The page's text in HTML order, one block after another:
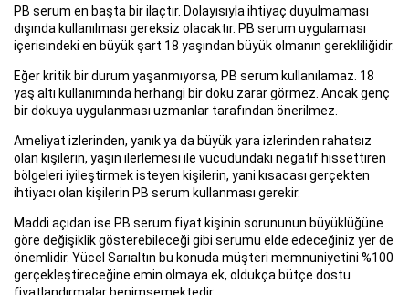
PB serum en başta bir ilaçtır. Dolayısıyla ihtiyaç duyulmaması
dışında kullanılması gereksiz olacaktır. PB serum uygulaması
içerisindeki en büyük şart 18 yaşından büyük olmanın gerekliliğidir.
Eğer kritik bir durum yaşanmıyorsa, PB serum kullanılamaz. 18
yaş altı kullanımında herhangi bir doku zarar görmez. Ancak genç
bir dokuya uygulanması uzmanlar tarafından önerilmez.
Ameliyat izlerinden, yanık ya da büyük yara izlerinden rahatsız
olan kişilerin, yaşın ilerlemesi ile vücudundaki negatif hissettiren
bölgeleri iyileştirmek isteyen kişilerin, yani kısacası gerçekten
ihtiyacı olan kişilerin PB serum kullanması gerekir.
Maddi açıdan ise PB serum fiyat kişinin sorununun büyüklüğüne
göre değişiklik gösterebileceği gibi serumu elde edeceğiniz yer de
önemlidir. Yücel Sarıaltın bu konuda müşteri memnuniyetini %100
gerçekleştireceğine emin olmaya ek, oldukça bütçe dostu